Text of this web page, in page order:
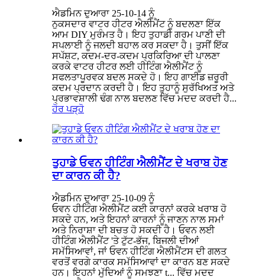
ਐਡਮਿਨ ਦੁਆਰਾ 25-10-14 ਨੂੰ
ਨੁਕਸਦਾਰ ਵਾਟਰ ਹੀਟਰ ਐਲੀਮੈਂਟ ਨੂੰ ਬਦਲਣਾ ਇੱਕ
ਆਮ DIY ਮੁਰੰਮਤ ਹੈ। ਇਹ ਤੁਹਾਡੀ ਗਰਮ ਪਾਣੀ ਦੀ
ਸਪਲਾਈ ਨੂੰ ਜਲਦੀ ਬਹਾਲ ਕਰ ਸਕਦਾ ਹੈ। ਤੁਸੀਂ ਇੱਕ
ਸਪੱਸ਼ਟ, ਕਦਮ-ਦਰ-ਕਦਮ ਪ੍ਰਕਿਰਿਆ ਦੀ ਪਾਲਣਾ
ਕਰਕੇ ਵਾਟਰ ਹੀਟਰ ਲਈ ਹੀਟਿੰਗ ਐਲੀਮੈਂਟ ਨੂੰ
ਸਫਲਤਾਪੂਰਵਕ ਬਦਲ ਸਕਦੇ ਹੋ। ਇਹ ਗਾਈਡ ਜ਼ਰੂਰੀ
ਕਦਮ ਪ੍ਰਦਾਨ ਕਰਦੀ ਹੈ। ਇਹ ਤੁਹਾਨੂੰ ਸੁਰੱਖਿਅਤ ਅਤੇ
ਪ੍ਰਭਾਵਸ਼ਾਲੀ ਢੰਗ ਨਾਲ ਬਦਲਣ ਵਿੱਚ ਮਦਦ ਕਰਦੀ ਹੈ...
ਹੋਰ ਪੜ੍ਹੋ
ਤੁਹਾਡੇ ਓਵਨ ਹੀਟਿੰਗ ਐਲੀਮੈਂਟ ਦੇ ਖਰਾਬ ਹੋਣ
ਦਾ ਕਾਰਨ ਕੀ ਹੈ?
ਐਡਮਿਨ ਦੁਆਰਾ 25-10-09 ਨੂੰ
ਓਵਨ ਹੀਟਿੰਗ ਐਲੀਮੈਂਟ ਕਈ ਕਾਰਨਾਂ ਕਰਕੇ ਖਰਾਬ ਹੋ
ਸਕਦੇ ਹਨ, ਅਤੇ ਇਹਨਾਂ ਕਾਰਨਾਂ ਨੂੰ ਜਾਣਨ ਨਾਲ ਸਮਾਂ
ਅਤੇ ਨਿਰਾਸ਼ਾ ਦੀ ਬਚਤ ਹੋ ਸਕਦੀ ਹੈ। ਓਵਨ ਲਈ
ਹੀਟਿੰਗ ਐਲੀਮੈਂਟ 'ਤੇ ਟੁੱਟ-ਭੱਜ, ਬਿਜਲੀ ਦੀਆਂ
ਸਮੱਸਿਆਵਾਂ, ਜਾਂ ਓਵਨ ਹੀਟਿੰਗ ਐਲੀਮੈਂਟਸ ਦੀ ਗਲਤ
ਵਰਤੋਂ ਵਰਗੇ ਕਾਰਕ ਸਮੱਸਿਆਵਾਂ ਦਾ ਕਾਰਨ ਬਣ ਸਕਦੇ
ਹਨ। ਇਹਨਾਂ ਮੁੱਦਿਆਂ ਨੂੰ ਸਮਝਣਾ t... ਵਿੱਚ ਮਦਦ